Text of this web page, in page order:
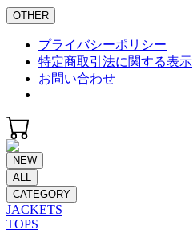
OTHER
プライバシーポリシー
特定商取引法に関する表示
お問い合わせ
NEW
ALL
CATEGORY
JACKETS
TOPS